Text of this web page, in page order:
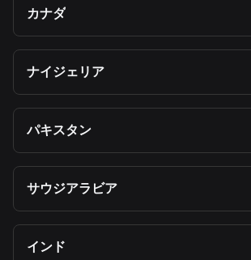
カナダ
ナイジェリア
パキスタン
サウジアラビア
インド